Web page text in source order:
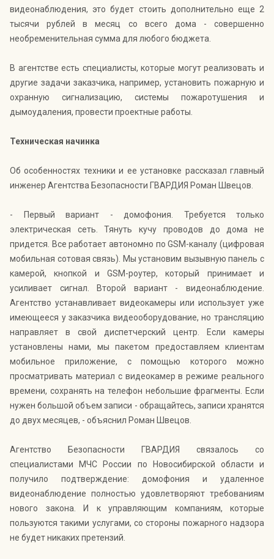
видеонаблюдения, это будет стоить дополнительно еще 2
тысячи рублей в месяц со всего дома - совершенно
необременительная сумма для любого бюджета.
В агентстве есть специалисты, которые могут реализовать и
другие задачи заказчика, например, установить пожарную и
охранную сигнализацию, системы пожаротушения и
дымоудаления, провести проектные работы.
Техническая начинка
Об особенностях техники и ее установке рассказал главный
инженер Агентства Безопасности ГВАРДИЯ Роман Швецов.
- Первый вариант - домофония. Требуется только
электрическая сеть. Тянуть кучу проводов до дома не
придется. Все работает автономно по GSM-каналу (цифровая
мобильная сотовая связь). Мы установим вызывную панель с
камерой, кнопкой и GSM-роутер, который принимает и
усиливает сигнал. Второй вариант - видеонаблюдение.
Агентство устанавливает видеокамеры или использует уже
имеющееся у заказчика видеооборудование, но трансляцию
направляет в свой диспетчерский центр. Если камеры
установлены нами, мы пакетом предоставляем клиентам
мобильное приложение, с помощью которого можно
просматривать материал с видеокамер в режиме реального
времени, сохранять на телефон небольшие фрагменты. Если
нужен большой объем записи - обращайтесь, записи хранятся
до двух месяцев, - объяснил Роман Швецов.
Агентство Безопасности ГВАРДИЯ связалось со
специалистами МЧС России по Новосибирской области и
получило подтверждение: домофония и удаленное
видеонаблюдение полностью удовлетворяют требованиям
нового закона. И к управляющим компаниям, которые
пользуются такими услугами, со стороны пожарного надзора
не будет никаких претензий.